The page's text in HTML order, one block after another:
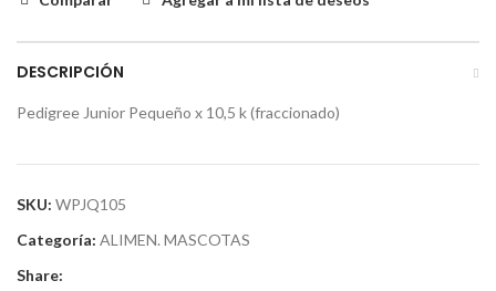
DESCRIPCIÓN
Pedigree Junior Pequeño x 10,5 k (fraccionado)
SKU: WPJQ105
Categoría: ALIMEN. MASCOTAS
Share: